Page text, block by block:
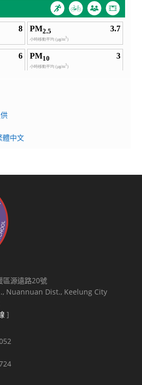
體中文
區源遠路20號
Nuannuan Dist., Keelung City
]